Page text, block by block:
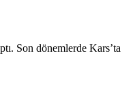
Son dönemlerde Kars’ta